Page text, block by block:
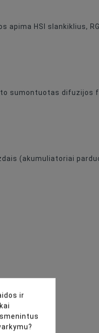
apima HSI slankiklius,
sumontuotas difuzijos
(akumuliatoriai
ir